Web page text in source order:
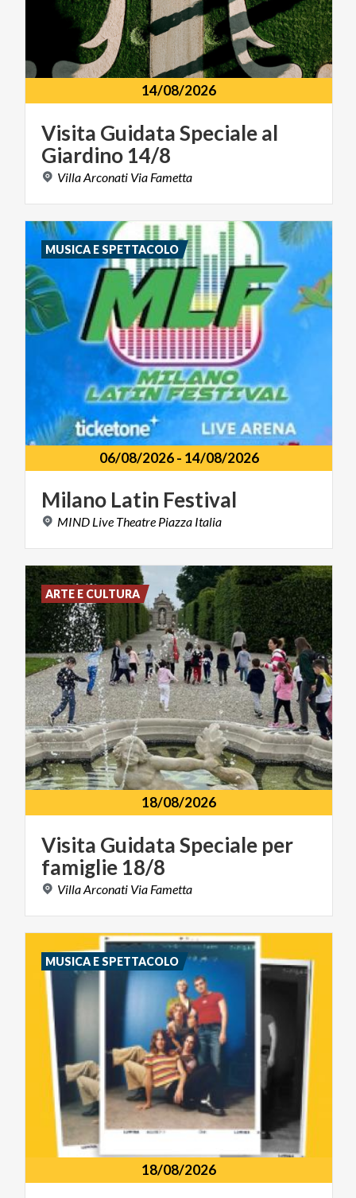
14/08/2026
Visita GuidataSpecialeal
Giardino 14/8
VillaArconati Via Fametta
06/08/2026- 14/08/2026
Milano Latin Festival
MIND Live Theatre Piazza Italia
MUSICA E SPETTACOLO
18/08/2026
Visita GuidataSpeciale per
famiglie 18/8
VillaArconati Via Fametta
ARTE E CULTURA
18/08/2026
MUSICA E SPETTACOLO